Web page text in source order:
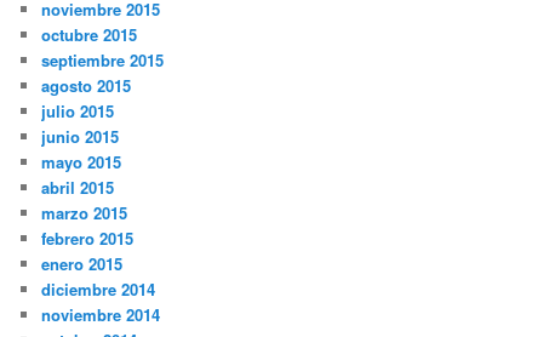
noviembre 2015
octubre 2015
septiembre 2015
agosto 2015
julio 2015
junio 2015
mayo 2015
abril 2015
marzo 2015
febrero 2015
enero 2015
diciembre 2014
noviembre 2014